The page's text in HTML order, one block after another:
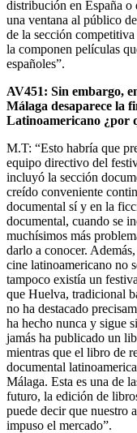
distribución en España o
una ventana al público
de la sección
la componen películas
españoles”.
AV451: Sin embargo,
Málaga desaparece la
Latinoamericano ¿por
M.T: “Esto habría que
equipo directivo del
incluyó la sección
creído conveniente
documental sí y en la
documental, cuando se
muchísimos más
darlo a conocer.
cine latinoamericano no
tampoco existía un
que Huelva, tradicional
no ha destacado
ha hecho nunca y sigue
jamás ha publicado un
mientras que el libro de
documental
Málaga. Esta es una de
futuro, la edición de
puede decir que nuestro
impuso el mercado”.